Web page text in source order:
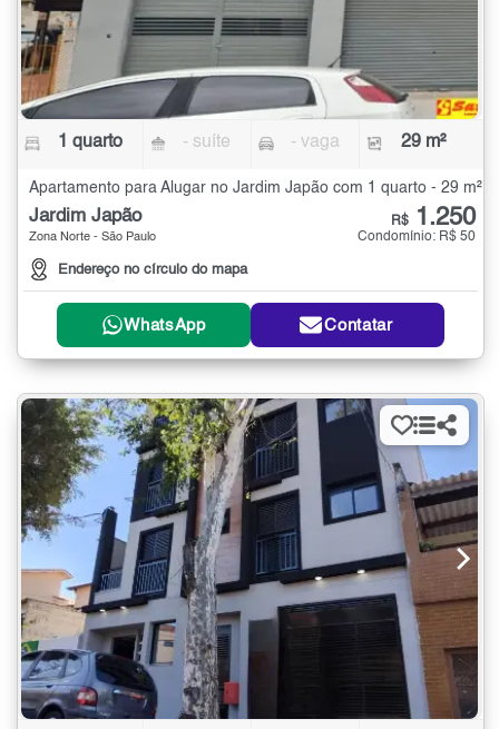
1 quarto - suíte - vaga 29 m²
Apartamento para Alugar no Jardim Japão com 1 quarto - 29 m²
Jardim Japão
Zona Norte - São Paulo
Endereço no círculo do mapa
R$ 1.250
Condomínio: R$ 50
WhatsApp Contatar